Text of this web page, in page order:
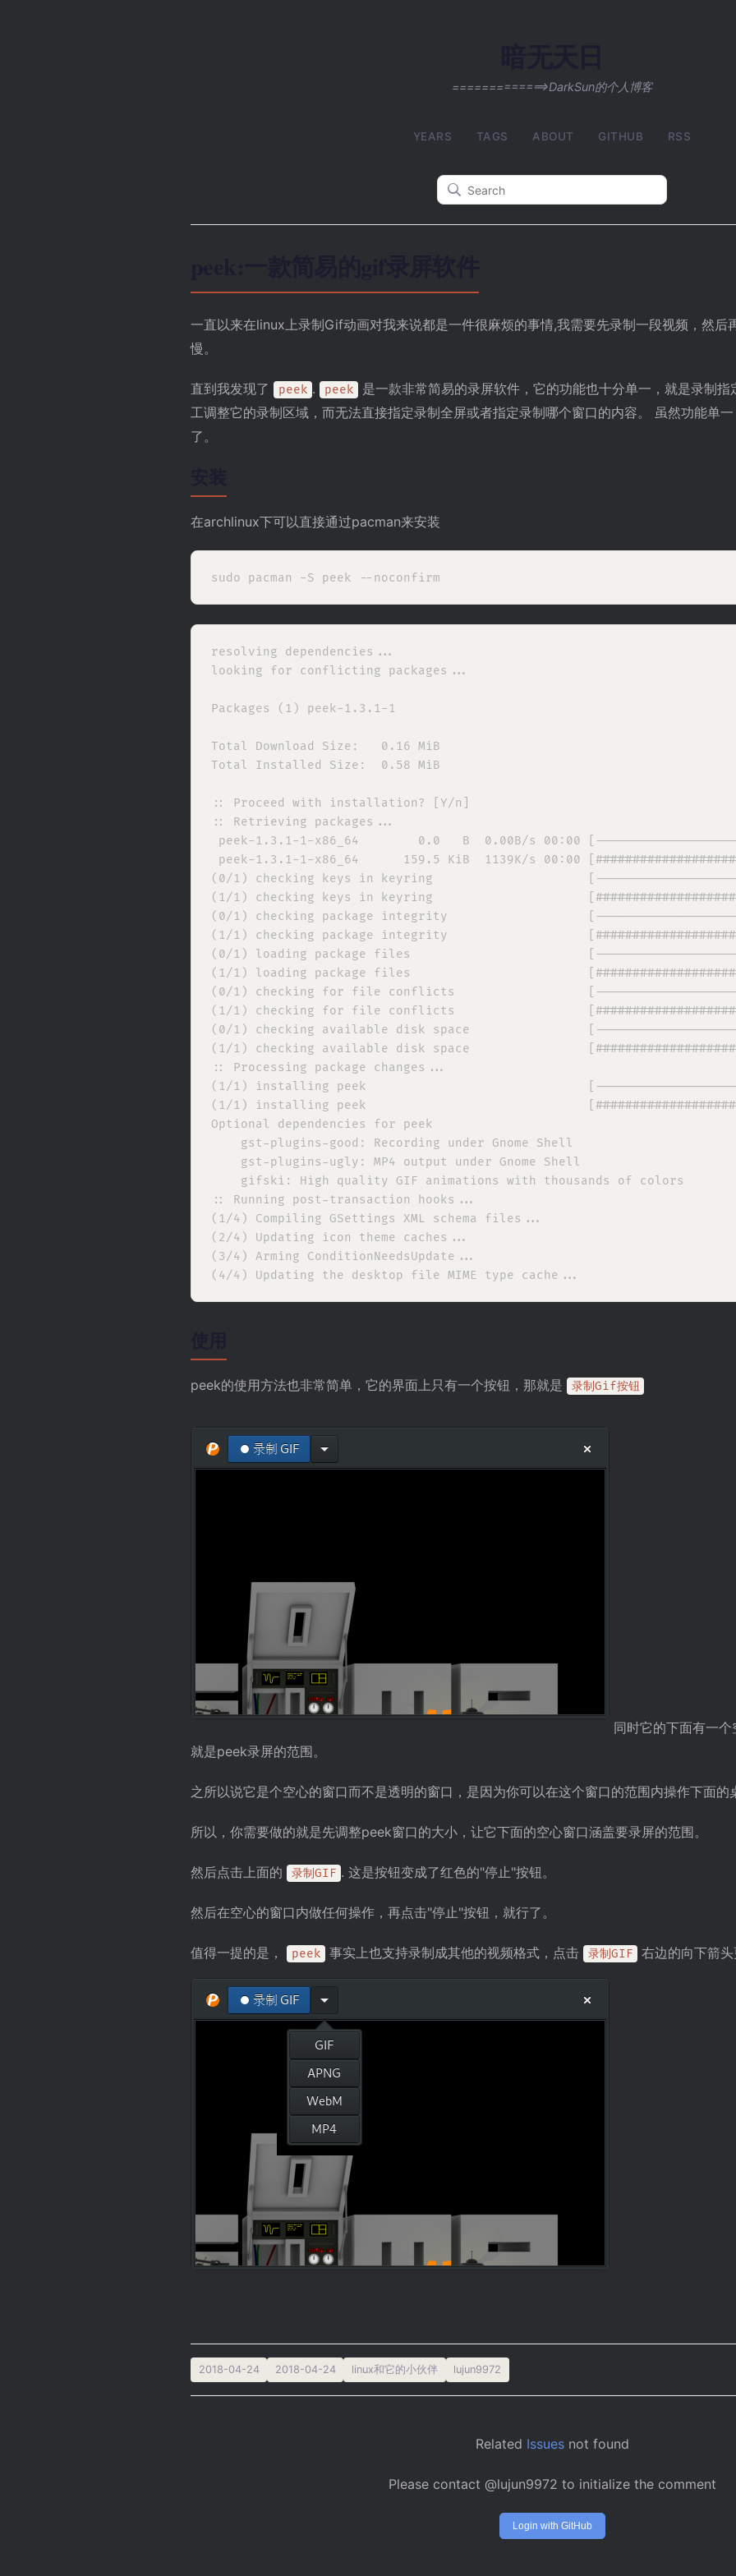
=============>DarkSun的个人博客
YEARS TAGS ABOUT GITHUB RSS
一直以来在linux上录制Gif动画对我来说都是一件很麻烦的事情,我需要先录制一段视频，然后
慢。
直到我发现了 peek . peek
是一款非常简易的录屏软件，它的功能也十分单一，就是录制
工调整它的录制区域，而无法直接指定录制全屏或者指定录制哪个窗口的内容。 虽然功能单
了。
在archlinux下可以直接通过pacman来安装
resolving dependencies...
looking for conflicting packages...
Packages (1) peek-1.3.1-1
Total Download Size:   0.16 MiB
Total Installed Size:  0.58 MiB
:: Proceed with installation? [Y/n]
:: Retrieving packages...
peek-1.3.1-1-x86_64        0.0   B  0.00B/s 00:00
peek-1.3.1-1-x86_64      159.5 KiB  1139K/s 00:00
(0/1) checking keys in keyring
(1/1) checking keys in keyring
(0/1) checking package integrity
(1/1) checking package integrity
(0/1) loading package files
(1/1) loading package files
(0/1) checking for file conflicts
(1/1) checking for file conflicts
(0/1) checking available disk space
(1/1) checking available disk space
:: Processing package changes...
(1/1) installing peek
(1/1) installing peek
Optional dependencies for peek
    gst-plugins-good: Recording under Gnome Shell
    gst-plugins-ugly: MP4 output under Gnome Shell
    gifski: High quality GIF animations with thousands of colors
:: Running post-transaction hooks...
(1/4) Compiling GSettings XML schema files...
(2/4) Updating icon theme caches...
(3/4) Arming ConditionNeedsUpdate...
peek的使用方法也非常简单，它的界面上只有一个按钮，那就是 录制Gif按钮
同时它的下面有一
就是peek录屏的范围。
之所以说它是个空心的窗口而不是透明的窗口，是因为你可以在这个窗口的范围内操作下面的
所以，你需要做的就是先调整peek窗口的大小，让它下面的空心窗口涵盖要录屏的范围。
然后点击上面的 录制GIF . 这是按钮变成了红色的"停止"按钮。
然后在空心的窗口内做任何操作，再点击"停止"按钮，就行了。
值得一提的是， peek 事实上也支持录制成其他的视频格式，点击 录制GIF 右边的向下箭头
2018-04-24 2018-04-24 linux和它的小伙伴 lujun9972
Related Issuesnot found
Please contact @lujun9972 to initialize the comment
Login with GitHub